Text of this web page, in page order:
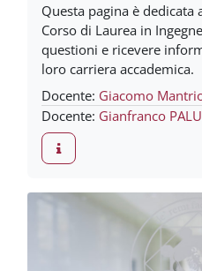
Questa pagina è
Corso di Laurea in
questioni e ricevere
loro carriera accademica.
Docente: Giacomo
Docente: Gianfranco